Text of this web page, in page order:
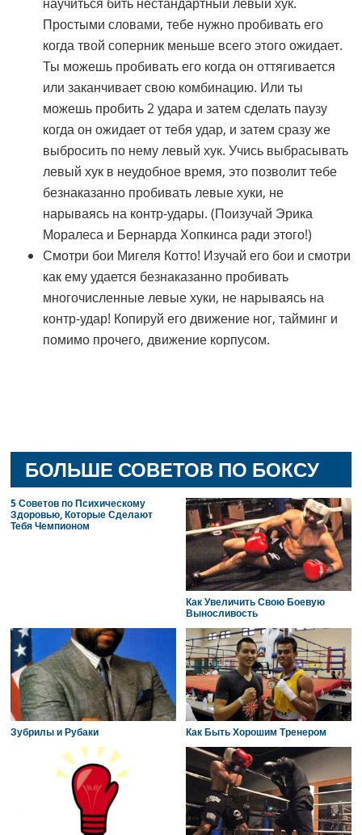
Простыми словами, тебе нужно пробивать его
когда твой соперник меньше всего этого ожидает.
Ты можешь пробивать его когда он оттягивается
или заканчивает свою комбинацию. Или ты
можешь пробить 2 удара и затем сделать паузу
когда он ожидает от тебя удар, и затем сразу же
выбросить по нему левый хук. Учись выбрасывать
левый хук в неудобное время, это позволит тебе
безнаказанно пробивать левые хуки, не
нарываясь на контр-удары. (Поизучай Эрика
Моралеса и Бернарда Хопкинса ради этого!)
Смотри бои Мигеля Котто! Изучай его бои и смотри
как ему удается безнаказанно пробивать
многочисленные левые хуки, не нарываясь на
контр-удар! Копируй его движение ног, тайминг и
помимо прочего, движение корпусом.
БОЛЬШЕ СОВЕТОВ ПО БОКСУ
5 Советов по Психическому
Здоровью, Которые Сделают
Тебя Чемпионом
Как Увеличить Свою Боевую
Выносливость
Зубрилы и Рубаки Как Быть Хорошим Тренером